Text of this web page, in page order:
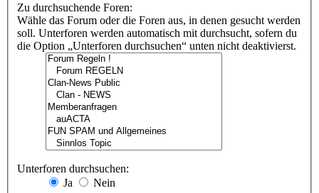
Zu durchsuchende Foren:
Wähle das Forum oder die Foren aus, in denen gesucht werden
soll. Unterforen werden automatisch mit durchsucht, sofern du
die Option „Unterforen durchsuchen“ unten nicht deaktivierst.
Unterforen durchsuchen:
Ja
Nein